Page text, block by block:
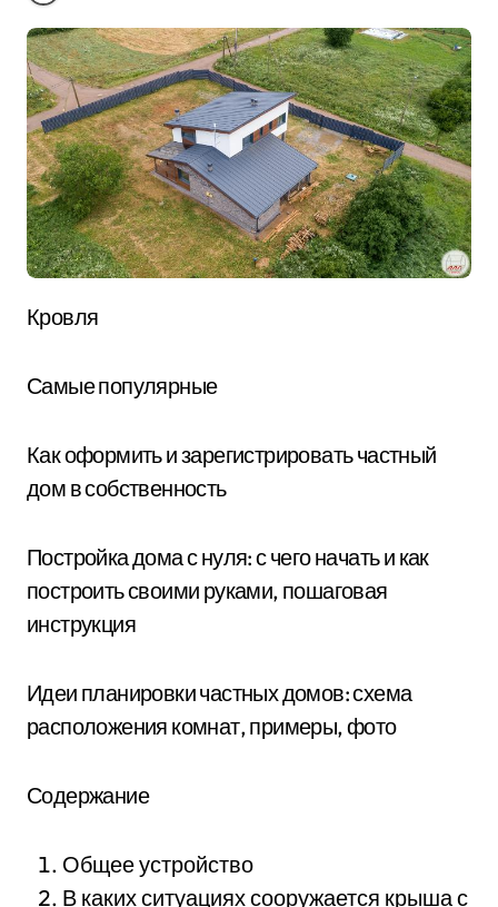
Кровля
Самые популярные
Как оформить и зарегистрировать частный
дом в собственность
Постройка дома с нуля: с чего начать и как
построить своими руками, пошаговая
инструкция
Идеи планировки частных домов: схема
расположения комнат, примеры, фото
Содержание
Общее устройство
В каких ситуациях сооружается крыша с